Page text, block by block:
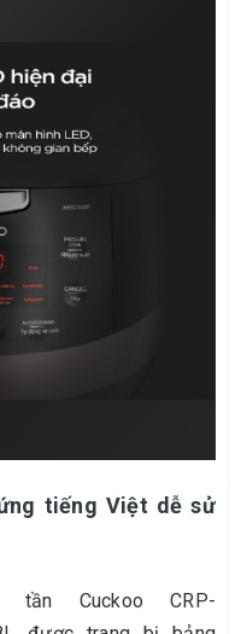
tiếng Việt dễ sử
Cuckoo CRP-